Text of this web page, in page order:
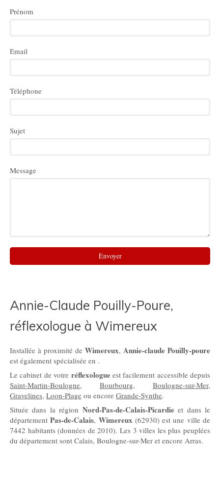
Prénom
Email
Téléphone
Sujet
Message
Envoyer
Annie-Claude Pouilly-Poure,
réflexologue à Wimereux
Installée à proximité de Wimereux, Annie-claude Pouilly-poure
est également spécialisée en .
Le cabinet de votre réflexologueest facilement accessible depuis
Saint-Martin-Boulogne, Bourbourg, Boulogne-sur-Mer,
Gravelines, Loon-Plage ou encore Grande-Synthe.
Située dans la région Nord-Pas-de-Calais-Picardieet dans le
départementPas-de-Calais, Wimereux (62930) est une ville de
7442 habitants (données de 2010). Les 3 villes les plus peuplées
du département sont Calais, Boulogne-sur-Mer et encore Arras.